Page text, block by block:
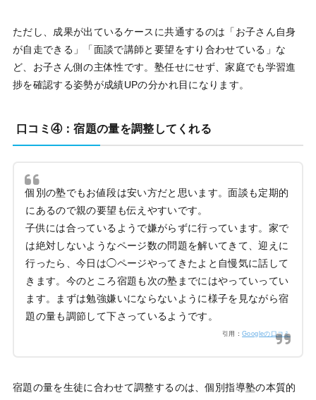
ただし、成果が出ているケースに共通するのは「お子さん自身
が自走できる」「面談で講師と要望をすり合わせている」な
ど、お子さん側の主体性です。塾任せにせず、家庭でも学習進
捗を確認する姿勢が成績UPの分かれ目になります。
口コミ④：宿題の量を調整してくれる
個別の塾でもお値段は安い方だと思います。面談も定期的
にあるので親の要望も伝えやすいです。
子供には合っているようで嫌がらずに行っています。家で
は絶対しないようなページ数の問題を解いてきて、迎えに
行ったら、今日は◯ページやってきたよと自慢気に話して
きます。今のところ宿題も次の塾までにはやっていってい
ます。まずは勉強嫌いにならないように様子を見ながら宿
題の量も調節して下さっているようです。
引用：Googleの口コミ
宿題の量を生徒に合わせて調整するのは、個別指導塾の本質的